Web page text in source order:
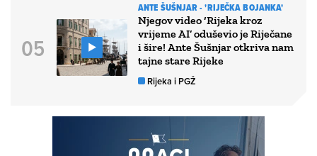
ANTE ŠUŠNJAR - 'RIJEČKA BOJANKA'
Njegov video ‘Rijeka kroz
vrijeme AI’ oduševio je Riječane
i šire! Ante Šušnjar otkriva nam
tajne stare Rijeke
Rijeka i PGŽ